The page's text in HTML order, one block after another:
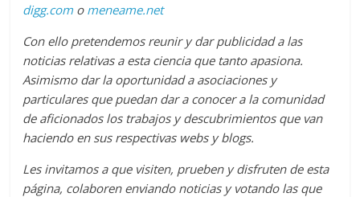
digg.com o meneame.net
Con ello pretendemos reunir y dar publicidad a las
noticias relativas a esta ciencia que tanto apasiona.
Asimismo dar la oportunidad a asociaciones y
particulares que puedan dar a conocer a la comunidad
de aficionados los trabajos y descubrimientos que van
haciendo en sus respectivas webs y blogs.
Les invitamos a que visiten, prueben y disfruten de esta
página, colaboren enviando noticias y votando las que